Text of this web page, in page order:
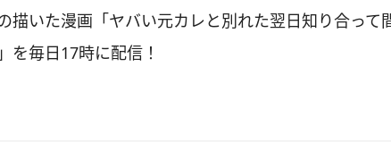
描いた漫画「ヤバい元カレと別れた翌日知り合って
を毎日17時に配信！